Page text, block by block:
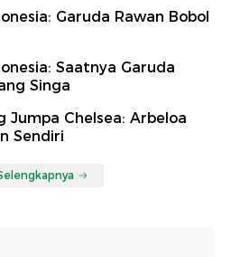
Garuda Rawan Bobol
Saatnya Garuda
Singa
Jumpa Chelsea: Arbeloa
Sendiri